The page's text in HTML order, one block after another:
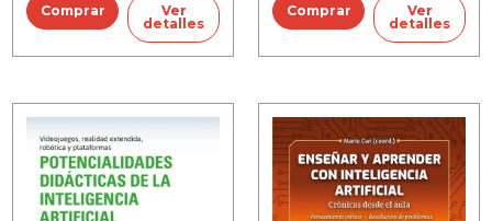
Ver
detalles
Ver
detalles